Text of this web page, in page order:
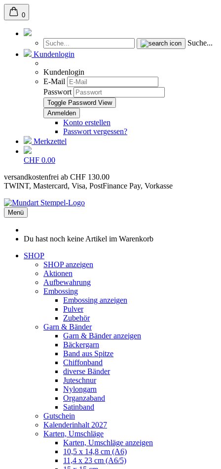
0
Suche...
Kundenlogin
Kundenlogin
E-Mail
Passwort
Toggle Password View
Konto erstellen
Passwort vergessen?
Merkzettel
CHF 0.00
versandkostenfrei ab CHF 130.00
TWINT, Mastercard, Visa, PostFinance Pay, Vorkasse
Menü
Du hast noch keine Artikel im Warenkorb
SHOP
SHOP anzeigen
Aktionen
Aufbewahrung
Embossing
Embossing anzeigen
Pulver
Zubehör
Garn & Bänder
Garn & Bänder anzeigen
Bäckergarn
Band aus Spitze
Chiffonband
diverse Bänder
Juteschnur
Nylongarn
Organzaband
Satinband
Gutschein
Kalenderinhalt 2027
Karten, Umschläge
Karten, Umschläge anzeigen
10,5 x 14,8 cm (A6)
11,4 x 23 cm (A6/5)